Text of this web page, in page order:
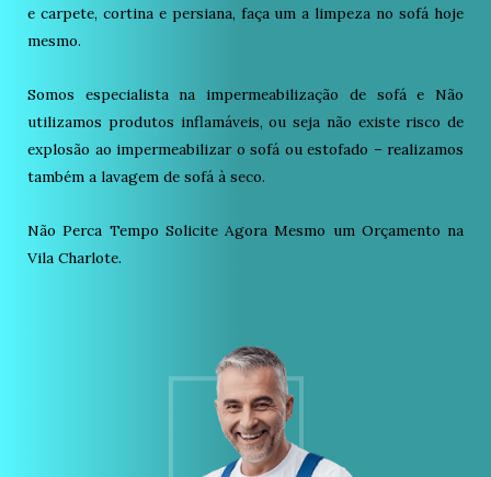
e carpete, cortina e persiana, faça um a limpeza no sofá hoje
mesmo.
Somos especialista na impermeabilização de sofá e Não
utilizamos produtos inflamáveis, ou seja não existe risco de
explosão ao impermeabilizar o sofá ou estofado – realizamos
também a lavagem de sofá à seco.
Não Perca Tempo Solicite Agora Mesmo um Orçamento na
Vila Charlote.